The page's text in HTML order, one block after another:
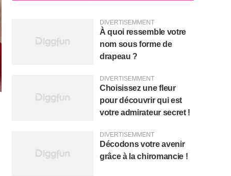
DIVERTISEMMENT
À quoi ressemble votre
nom sous forme de
drapeau ?
DIVERTISEMMENT
Choisissez une fleur
pour découvrir qui est
votre admirateur secret !
DIVERTISEMMENT
Décodons votre avenir
grâce à la chiromancie !